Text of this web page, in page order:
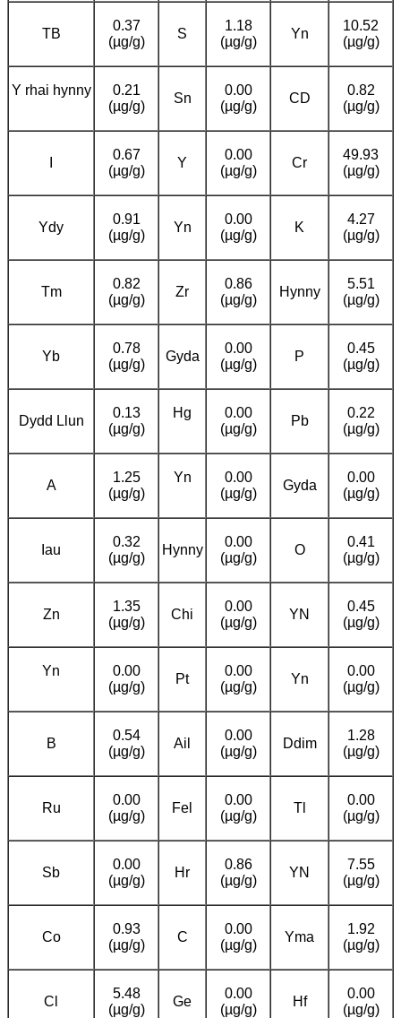
TB
0.37
(µg/g)
S
1.18
(µg/g)
Yn
10.52
(µg/g)
Y rhai hynny
0.21
(µg/g)
Sn
0.00
(µg/g)
CD
0.82
(µg/g)
0.67
(µg/g)
Y
0.00
(µg/g)
Cr
49.93
(µg/g)
Ydy
0.91
(µg/g)
Yn
0.00
(µg/g)
K
4.27
(µg/g)
Tm
0.82
(µg/g)
Zr
0.86
(µg/g)
Hynny
5.51
(µg/g)
Yb
0.78
(µg/g)
Gyda
0.00
(µg/g)
P
0.45
(µg/g)
Dydd Llun
0.13
(µg/g)
Hg
0.00
(µg/g)
Pb
0.22
(µg/g)
A
1.25
(µg/g)
Yn
0.00
(µg/g)
Gyda
0.00
(µg/g)
Iau
0.32
(µg/g)
Hynny
0.00
(µg/g)
O
0.41
(µg/g)
Zn
1.35
(µg/g)
Chi
0.00
(µg/g)
YN
0.45
(µg/g)
Yn
0.00
(µg/g)
Pt
0.00
(µg/g)
Yn
0.00
(µg/g)
B
0.54
(µg/g)
Ail
0.00
(µg/g)
Ddim
1.28
(µg/g)
Ru
0.00
(µg/g)
Fel
0.00
(µg/g)
Tl
0.00
(µg/g)
Sb
0.00
(µg/g)
Hr
0.86
(µg/g)
YN
7.55
(µg/g)
Co
0.93
(µg/g)
C
0.00
(µg/g)
Yma
1.92
(µg/g)
Cl
5.48
(µg/g)
Ge
0.00
(µg/g)
Hf
0.00
(µg/g)